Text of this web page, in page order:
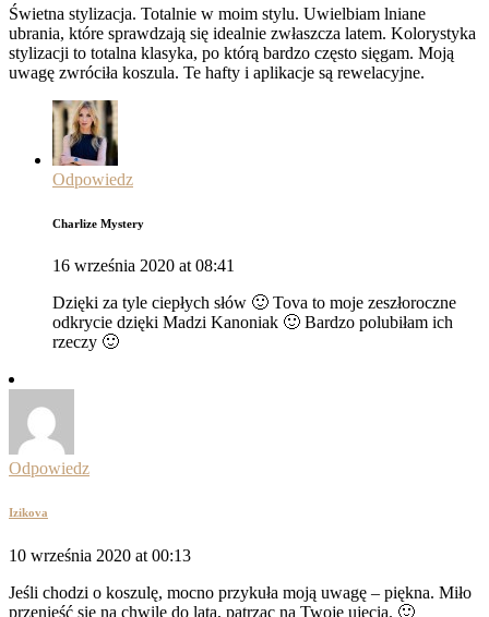
Świetna stylizacja. Totalnie w moim stylu. Uwielbiam lniane
ubrania, które sprawdzają się idealnie zwłaszcza latem. Kolorystyka
stylizacji to totalna klasyka, po którą bardzo często sięgam. Moją
uwagę zwróciła koszula. Te hafty i aplikacje są rewelacyjne.
Odpowiedz
Charlize Mystery
16 września 2020 at 08:41
Dzięki za tyle ciepłych słów 🙂 Tova to moje zeszłoroczne
odkrycie dzięki Madzi Kanoniak 🙂 Bardzo polubiłam ich
rzeczy 🙂
Odpowiedz
Izikova
10 września 2020 at 00:13
Jeśli chodzi o koszulę, mocno przykuła moją uwagę – piękna. Miło
przenieść się na chwilę do lata, patrząc na Twoje ujęcia. 🙂